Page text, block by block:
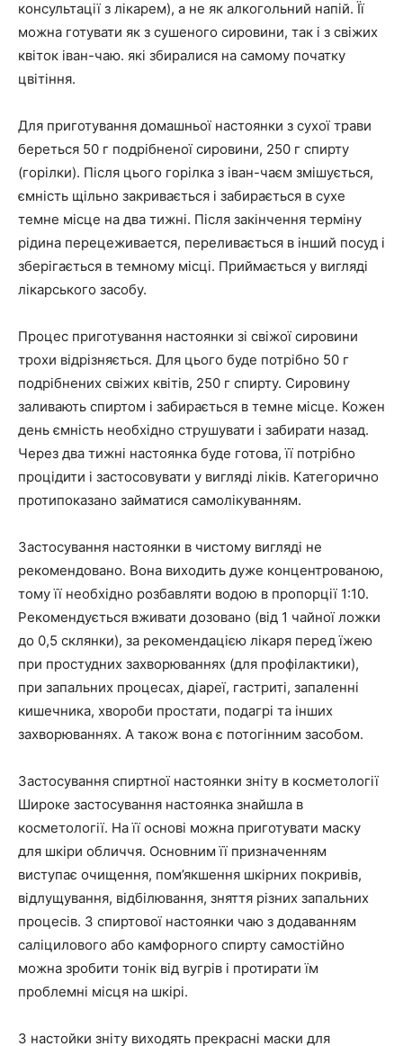
консультації з лікарем), а не як алкогольний напій. Її
можна готувати як з сушеного сировини, так і з свіжих
квіток іван-чаю. які збиралися на самому початку
цвітіння.
Для приготування домашньої настоянки з сухої трави
береться 50 г подрібненої сировини, 250 г спирту
(горілки). Після цього горілка з іван-чаєм змішується,
ємність щільно закривається і забирається в сухе
темне місце на два тижні. Після закінчення терміну
рідина перецеживается, переливається в інший посуд і
зберігається в темному місці. Приймається у вигляді
лікарського засобу.
Процес приготування настоянки зі свіжої сировини
трохи відрізняється. Для цього буде потрібно 50 г
подрібнених свіжих квітів, 250 г спирту. Сировину
заливають спиртом і забирається в темне місце. Кожен
день ємність необхідно струшувати і забирати назад.
Через два тижні настоянка буде готова, її потрібно
процідити і застосовувати у вигляді ліків. Категорично
протипоказано займатися самолікуванням.
Застосування настоянки в чистому вигляді не
рекомендовано. Вона виходить дуже концентрованою,
тому її необхідно розбавляти водою в пропорції 1:10.
Рекомендується вживати дозовано (від 1 чайної ложки
до 0,5 склянки), за рекомендацією лікаря перед їжею
при простудних захворюваннях (для профілактики),
при запальних процесах, діареї, гастриті, запаленні
кишечника, хвороби простати, подагрі та інших
захворюваннях. А також вона є потогінним засобом.
Застосування спиртної настоянки зніту в косметології
Широке застосування настоянка знайшла в
косметології. На її основі можна приготувати маску
для шкіри обличчя. Основним її призначенням
виступає очищення, пом’якшення шкірних покривів,
відлущування, відбілювання, зняття різних запальних
процесів. З спиртової настоянки чаю з додаванням
саліцилового або камфорного спирту самостійно
можна зробити тонік від вугрів і протирати їм
проблемні місця на шкірі.
З настойки зніту виходять прекрасні маски для